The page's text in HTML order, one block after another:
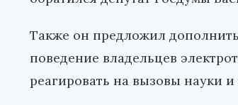
Также он предложил
поведение владельцев
реагировать на вызовы науки и